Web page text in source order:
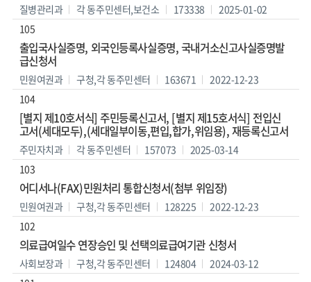
질병관리과 각 동주민센터,보건소 173338
2025-01-02
105
출입국사실증명, 외국인등록사실증명, 국내거소신고사실증명발
급신청서
민원여권과 구청,각 동주민센터 163671
2022-12-23
104
[별지 제10호서식] 주민등록신고서, [별지 제15호서식] 전입신
고서(세대모두),(세대일부이동,편입,합가,위임용), 재등록신고서
주민자치과 각 동주민센터 157073
2025-03-14
103
어디서나(FAX)민원처리 통합신청서(첨부 위임장)
민원여권과 구청,각 동주민센터 128225
2022-12-23
102
의료급여일수 연장승인 및 선택의료급여기관 신청서
사회보장과 구청,각 동주민센터 124804
2024-03-12